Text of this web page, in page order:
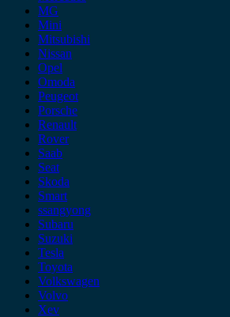
MG
Mini
Mitsubishi
Nissan
Opel
Omoda
Peugeot
Porsche
Renault
Rover
Saab
Seat
Skoda
Smart
ssangyong
Subaru
Suzuki
Tesla
Toyota
Volkswagen
Volvo
Xev